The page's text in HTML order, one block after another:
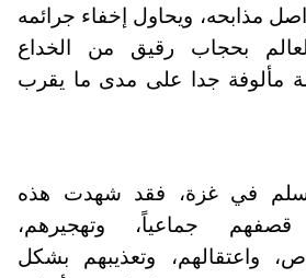
مذابحه، ويحاول إخفاء جرائمه
بحجاب رقيق من الخداع
مألوفة جدا على مدى ما يقرب
مسلم في غزة، فقد شهدت هذه
قصفهم جماعياً، وتهجيرهم،
واعتقالهم، وتعذيبهم بشكل